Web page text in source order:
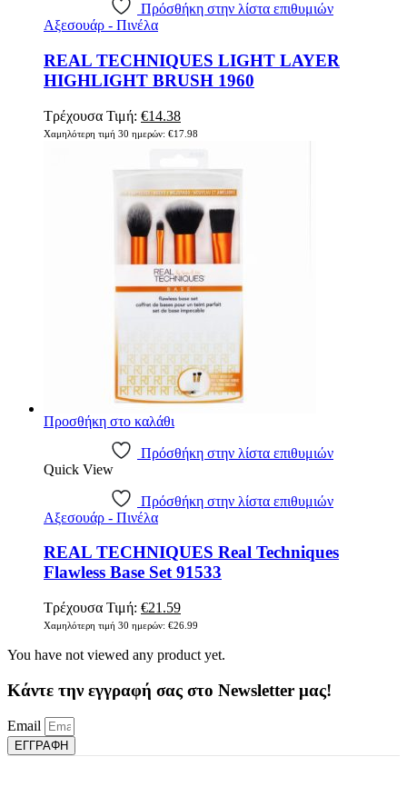
Πρόσθήκη στην λίστα επιθυμιών
Αξεσουάρ - Πινέλα
REAL TECHNIQUES LIGHT LAYER
HIGHLIGHT BRUSH 1960
Τρέχουσα Τιμή: Original
price
€14.38Η
τρέχουσα
Χαμηλότερη τιμή 30 ημερών: €17.98
Προσθήκη στο καλάθι
Πρόσθήκη στην λίστα επιθυμιών
Quick View
Πρόσθήκη στην λίστα επιθυμιών
Αξεσουάρ - Πινέλα
REAL TECHNIQUES Real Techniques
Flawless Base Set 91533
Τρέχουσα Τιμή: Original
price
€26.99.
€21.59Η
τρέχουσα
είναι:
Χαμηλότερη τιμή 30 ημερών: €26.99
You have not viewed any product yet.
Κάντε την εγγραφή σας στο Newsletter μας!
Email
ΕΓΓΡΑΦΗ